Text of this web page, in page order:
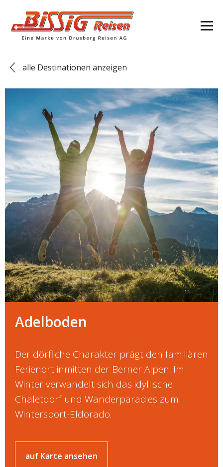
alle Destinationen anzeigen
Adelboden
Der dörfliche Charakter prägt den familiären
Ferienort inmitten der Berner Alpen. Im
Winter verwandelt sich das idyllische
Chaletdorf und Wanderparadies zum
Wintersport-Eldorado.
auf Karte ansehen